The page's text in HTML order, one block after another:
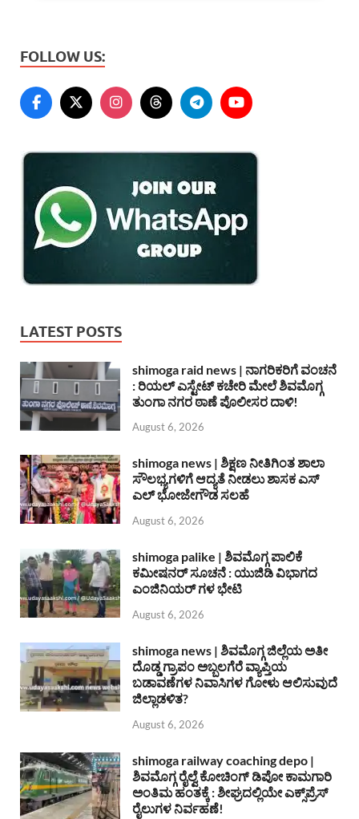
FOLLOW US:
LATEST POSTS
shimoga raid news | ನಾಗರಿಕರಿಗೆ ವಂಚನೆ
: ರಿಯಲ್ ಎಸ್ಟೇಟ್ ಕಚೇರಿ ಮೇಲೆ ಶಿವಮೊಗ್ಗ
ತುಂಗಾ ನಗರ ಠಾಣೆ ಪೊಲೀಸರ ದಾಳಿ!
August 6, 2026
shimoga news | ಶಿಕ್ಷಣ ನೀತಿಗಿಂತ ಶಾಲಾ
ಸೌಲಭ್ಯಗಳಿಗೆ ಆದ್ಯತೆ ನೀಡಲು ಶಾಸಕ ಎಸ್
ಎಲ್ ಭೋಜೇಗೌಡ ಸಲಹೆ
August 6, 2026
shimoga palike | ಶಿವಮೊಗ್ಗ ಪಾಲಿಕೆ
ಕಮೀಷನರ್ ಸೂಚನೆ : ಯುಜಿಡಿ ವಿಭಾಗದ
ಎಂಜಿನಿಯರ್ ಗಳ ಭೇಟಿ
August 6, 2026
shimoga news | ಶಿವಮೊಗ್ಗ ಜಿಲ್ಲೆಯ ಅತೀ
ದೊಡ್ಡ ಗ್ರಾಪಂ ಅಬ್ಬಲಗೆರೆ ವ್ಯಾಪ್ತಿಯ
ಬಡಾವಣೆಗಳ ನಿವಾಸಿಗಳ ಗೋಳು ಆಲಿಸುವುದೆ
ಜಿಲ್ಲಾಡಳಿತ?
August 6, 2026
shimoga railway coaching depo |
ಶಿವಮೊಗ್ಗ ರೈಲ್ವೆ ಕೋಚಿಂಗ್ ಡಿಪೋ ಕಾಮಗಾರಿ
ಅಂತಿಮ ಹಂತಕ್ಕೆ : ಶೀಘ್ರದಲ್ಲಿಯೇ ಎಕ್ಸ್‌ಪ್ರೆಸ್
ರೈಲುಗಳ ನಿರ್ವಹಣೆ!